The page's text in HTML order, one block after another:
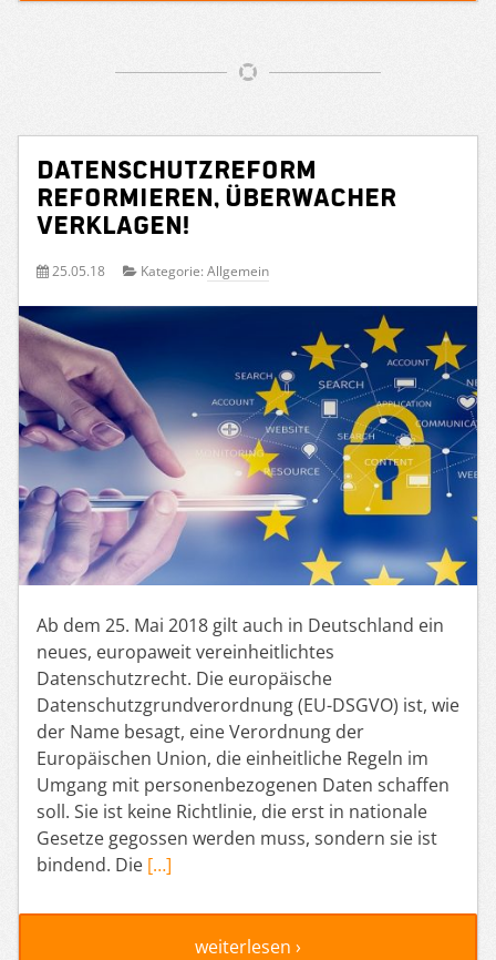
Datenschutzreform
reformieren, Überwacher
verklagen!
25.05.18 Kategorie: Allgemein
Ab dem 25. Mai 2018 gilt auch in Deutschland ein
neues, europaweit vereinheitlichtes
Datenschutzrecht. Die europäische
Datenschutzgrundverordnung (EU-DSGVO) ist, wie
der Name besagt, eine Verordnung der
Europäischen Union, die einheitliche Regeln im
Umgang mit personenbezogenen Daten schaffen
soll. Sie ist keine Richtlinie, die erst in nationale
Gesetze gegossen werden muss, sondern sie ist
bindend. Die […]
weiterlesen ›